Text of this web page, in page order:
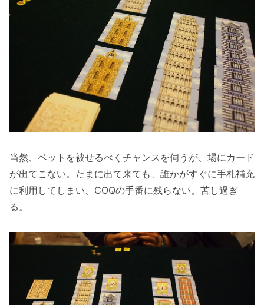
当然、ベットを被せるべくチャンスを伺うが、場にカード
が出てこない。たまに出て来ても、誰かがすぐに手札補充
に利用してしまい、COQの手番に残らない。苦し過ぎ
る。